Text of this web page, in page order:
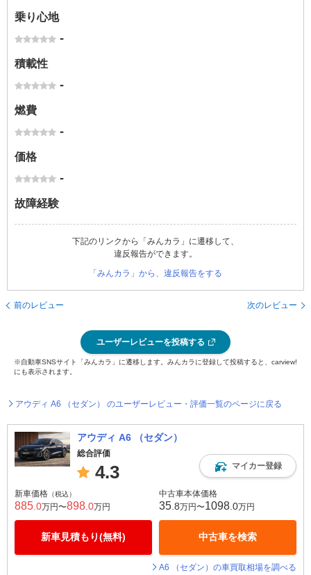
乗り心地
-
積載性
-
燃費
-
価格
-
故障経験
下記のリンクから「みんカラ」に遷移して、
違反報告ができます。
「みんカラ」から、違反報告をする
前のレビュー 次のレビュー
ユーザーレビューを投稿する
※自動車SNSサイト「みんカラ」に遷移します。みんカラに登録して投稿すると、carview!
にも表示されます。
アウディ A6 （セダン） のユーザーレビュー・評価一覧のページに戻る
アウディ A6 （セダン）
総合評価
4.3 マイカー登録
新車価格 （税込）
885 .0万円〜898 .0万円
新車見積もり(無料)
中古車本体価格
35 .8万円〜1098 .0万円
中古車を検索
A6 （セダン）の車買取相場を調べる